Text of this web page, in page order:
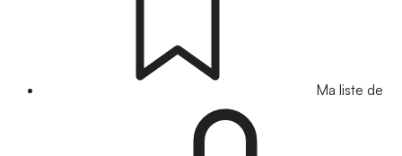
Ma liste de